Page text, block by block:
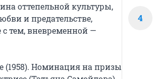
оттепельной культуры,
и предательстве,
тем, вневременной —
(1958). Номинация на призы
4